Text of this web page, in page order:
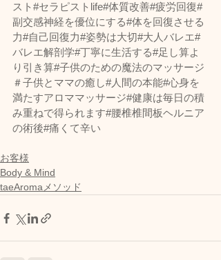
スト#セラピストlife#体質改善#疲労回復#
副交感神経を優位にする#体を回復させる
力#自己回復力#姿勢は大切#大人バレエ#
バレエ解剖学#丁寧に生活する#足し算よ
り引き算#子供のための魔法のマッサージ
＃子供とママの癒し#人間の本能#心身を
満たすアロママッサージ#健康は毎日の積
み重ねで得られます#腰椎椎間板ヘルニア
の術後#痛くて辛い
お客様
Body & Mind
taeAromaメソッド